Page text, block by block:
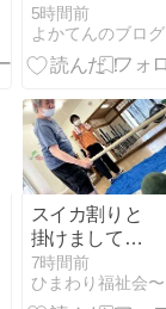
4つの方法｜
自己負担ゼ
ロ・後払い・
5時間前
よかてんのブログ
スイカ割りと
掛けまして、
割りばしと解
きます・・・
7時間前